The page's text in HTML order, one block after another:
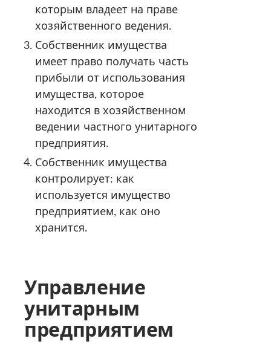
которым владеет на праве
хозяйственного ведения.
Собственник имущества
имеет право получать часть
прибыли от использования
имущества, которое
находится в хозяйственном
ведении частного унитарного
предприятия.
Собственник имущества
контролирует: как
используется имущество
предприятием, как оно
хранится.
Управление
унитарным
предприятием